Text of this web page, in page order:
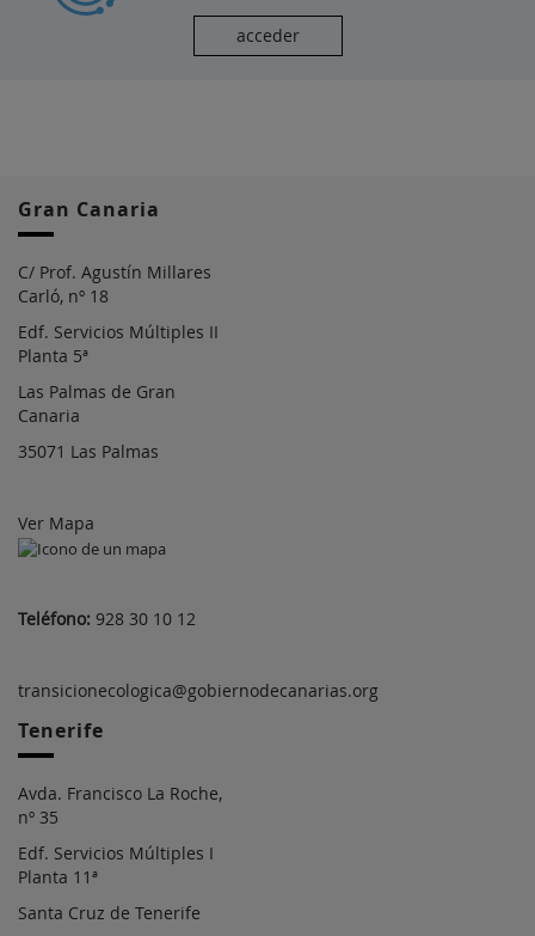
acceder
Gran Canaria
C/ Prof. Agustín Millares
Carló, nº 18
Edf. Servicios Múltiples II
Planta 5ª
Las Palmas de Gran
Canaria
35071 Las Palmas
Ver Mapa
Teléfono: 928 30 10 12
transicionecologica@gobiernodecanarias.org
Tenerife
Avda. Francisco La Roche,
nº 35
Edf. Servicios Múltiples I
Planta 11ª
Santa Cruz de Tenerife